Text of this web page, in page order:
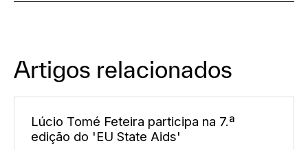
Artigos relacionados
Lúcio Tomé Feteira participa na 7.ª
edição do 'EU State Aids'